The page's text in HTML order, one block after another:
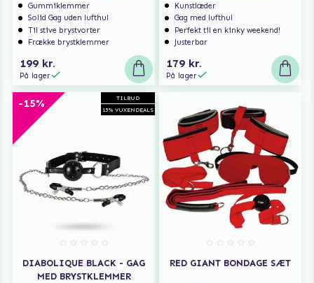
Gummiklemmer
Solid Gag uden lufthul
Til stive brystvorter
Frække brystklemmer
199 kr.
På lager
Kunstlæder
Gag med lufthul
Perfekt til en kinky weekend!
Justerbar
179 kr.
På lager
TILBUD
15% VUXENDEALS
-15%
DIABOLIQUE BLACK - GAG
MED BRYSTKLEMMER
RED GIANT BONDAGE SÆT